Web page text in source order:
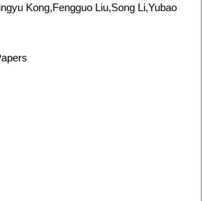
Kong,Fengguo Liu,Song Li,Yubao